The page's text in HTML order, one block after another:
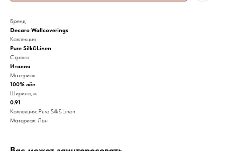
Бренд
Decaro Wallcoverings
Коллекция
Pure Silk&Linen
Страна
Италия
Материал
100% лён
Ширина, м
0.91
Коллекция: Pure Silk&Linen
Материал: Лён